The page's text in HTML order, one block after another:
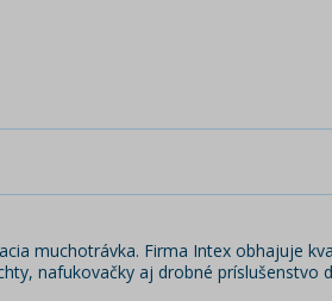
muchotrávka. Firma Intex obhajuje
nafukovačky aj drobné príslušenstvo